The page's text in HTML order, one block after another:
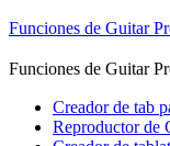
Funciones de Guitar
Funciones de Guitar
Creador de tab
Reproductor de